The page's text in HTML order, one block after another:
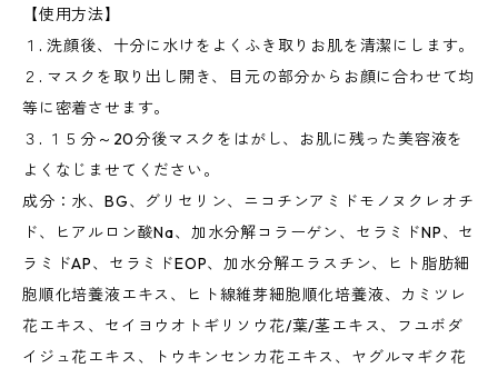
【使用方法】
１. 洗顔後、十分に水けをよくふき取りお肌を清潔にします。
２. マスクを取り出し開き、目元の部分からお顔に合わせて均
等に密着させます。
３. １５分～20分後マスクをはがし、お肌に残った美容液を
よくなじませてください。
成分：水、BG、グリセリン、ニコチンアミドモノヌクレオチ
ド、ヒアルロン酸Na、加水分解コラーゲン、セラミドNP、セ
ラミドAP、セラミドEOP、加水分解エラスチン、ヒト脂肪細
胞順化培養液エキス、ヒト線維芽細胞順化培養液、カミツレ
花エキス、セイヨウオトギリソウ花/葉/茎エキス、フユボダ
イジュ花エキス、トウキンセンカ花エキス、ヤグルマギク花